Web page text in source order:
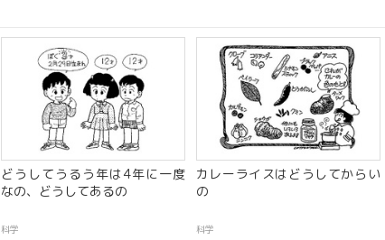
どうしてうるう年は4年に一度
なの、どうしてあるの
科学
カレーライスはどうしてからい
の
科学